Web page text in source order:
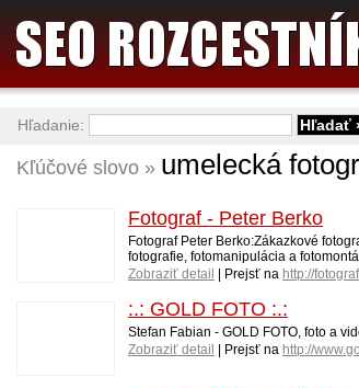
Kľúčové slovo » umelecká
Fotograf - Peter Berko
Fotograf Peter Berko:Zákazkové
fotografie, fotomanipulácia a
Zobraziť detail
| Prejsť na http://
:.: GOLD FOTO :.:
Stefan Fabian - GOLD FOTO, foto a
Zobraziť detail
| Prejsť na http://
Hľadanie: